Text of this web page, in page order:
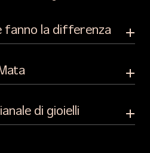
fanno la differenza
di gioielli